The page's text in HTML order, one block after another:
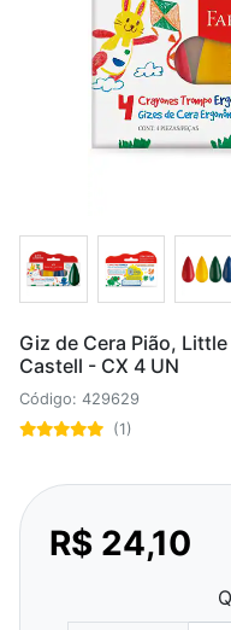
Giz de Cera Pião,
Castell - CX 4 UN
Código: 429629
(1)
R$ 24,10